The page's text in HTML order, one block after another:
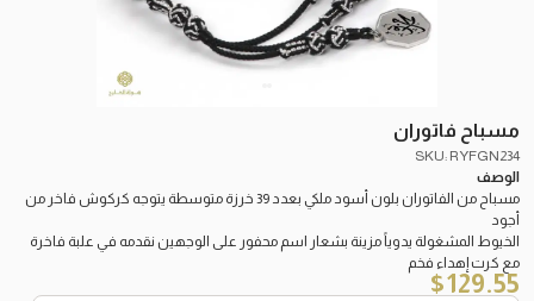
مسباح فاتوران
SKU: RYFGN234
الوصف
مسباح من الفاتوران بلون أسود ملكي بعدد 39 خرزة متوسطة يتوجه كركوش فاخر من
أجود
الخيوط المشغولة يدوياً مزينة بشعار اسم محفور على الوجهين نقدمه في علبة فاخرة
مع كرت إهداء فخم
129.55
$